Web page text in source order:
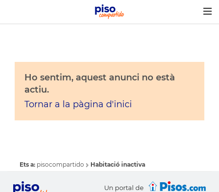
Ho sentim, aquest anunci no està
actiu.
Tornar a la pàgina d'inici
Ets a: pisocompartido Habitació inactiva
Un portal de